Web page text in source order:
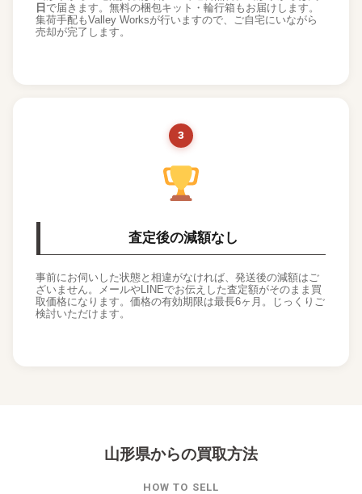
日 で届きます。無料の梱包キット・輪行箱もお届けします。
集荷手配もValley Worksが行いますので、ご自宅にいながら
売却が完了します。
3
査定後の減額なし
事前にお伺いした状態と相違がなければ、発送後の減額はご
ざいません。メールやLINEでお伝えした査定額がそのまま買
取価格になります。価格の有効期限は最長6ヶ月。じっくりご
検討いただけます。
山形県からの買取方法
HOW TO SELL